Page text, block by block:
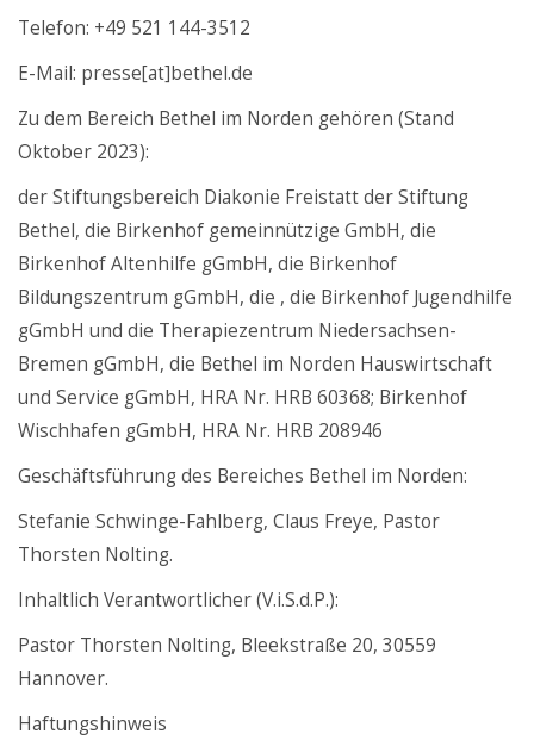
Telefon: +49 521 144-3512
E-Mail: presse[at]bethel.de
Zu dem Bereich Bethel im Norden gehören (Stand
Oktober 2023):
der Stiftungsbereich Diakonie Freistatt der Stiftung
Bethel, die Birkenhof gemeinnützige GmbH, die
Birkenhof Altenhilfe gGmbH, die Birkenhof
Bildungszentrum gGmbH, die , die Birkenhof Jugendhilfe
gGmbH und die Therapiezentrum Niedersachsen-
Bremen gGmbH, die Bethel im Norden Hauswirtschaft
und Service gGmbH, HRA Nr. HRB 60368; Birkenhof
Wischhafen gGmbH, HRA Nr. HRB 208946
Geschäftsführung des Bereiches Bethel im Norden:
Stefanie Schwinge-Fahlberg, Claus Freye, Pastor
Thorsten Nolting.
Inhaltlich Verantwortlicher (V.i.S.d.P.):
Pastor Thorsten Nolting, Bleekstraße 20, 30559
Hannover.
Haftungshinweis